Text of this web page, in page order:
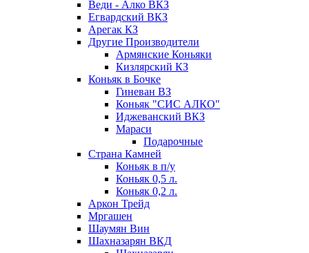
Веди - Алко ВКЗ
Егвардский ВКЗ
Арегак КЗ
Другие Производители
Армянские Коньяки
Кизлярский КЗ
Коньяк в Бочке
Гиневан ВЗ
Коньяк "СИС АЛКО"
Иджеванский ВКЗ
Мараси
Подарочные
Страна Камней
Коньяк в п/у
Коньяк 0,5 л.
Коньяк 0,2 л.
Аркон Трейд
Мргашен
Шаумян Вин
Шахназарян ВКД